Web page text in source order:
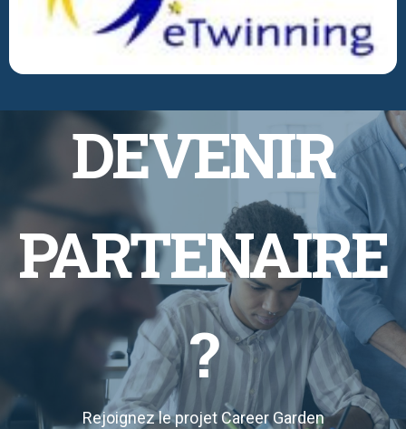
DEVENIR
PARTENAIRE
?
Rejoignez le projet Career Garden